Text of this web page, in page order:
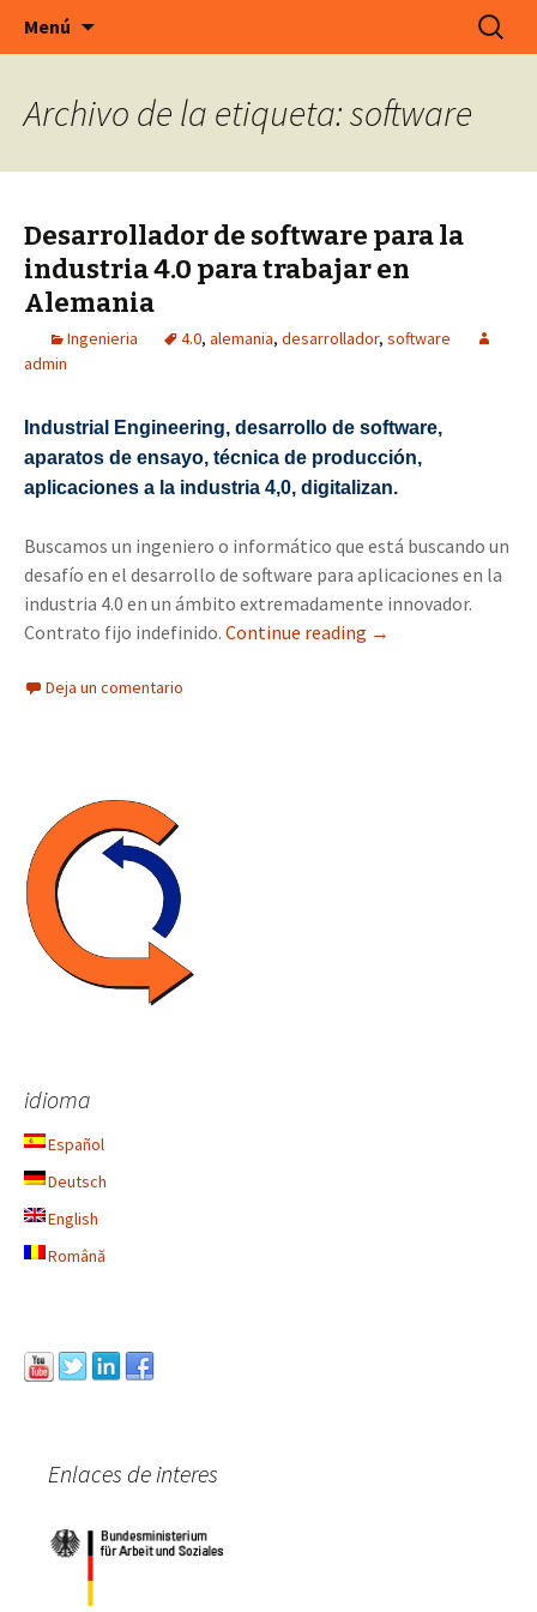
En Cefeco Consulting encontrará ofertas de
trabajo actuales de empresas alemanas
Menú Buscar:
Archivo de la etiqueta: software
Desarrollador de software para la
industria 4.0 para trabajar en
Alemania
Ingenieria 4.0, alemania, desarrollador, software
admin
Industrial Engineering, desarrollo de software,
aparatos de ensayo, técnica de producción,
aplicaciones a la industria 4,0, digitalizan.
Buscamos un ingeniero o informático que está buscando un
desafío en el desarrollo de software para aplicaciones en la
industria 4.0 en un ámbito extremadamente innovador.
Contrato fijo indefinido. Continue reading →
Deja un comentario
idioma
Español
Deutsch
English
Română
Enlaces de interes